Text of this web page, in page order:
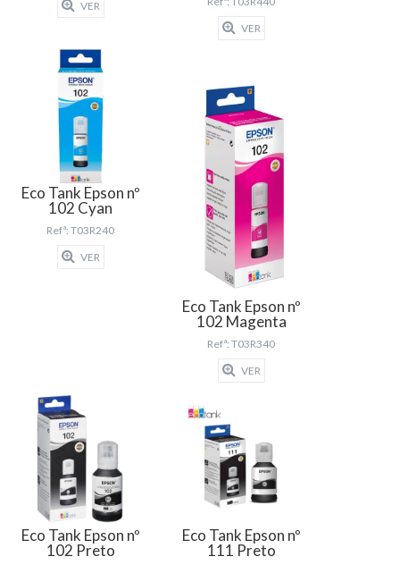
VER
VER
Eco Tank Epson nº
102 Cyan
Refª: T03R240
VER
Eco Tank Epson nº
102 Magenta
Refª: T03R340
VER
Eco Tank Epson nº
102 Preto
Eco Tank Epson nº
111 Preto